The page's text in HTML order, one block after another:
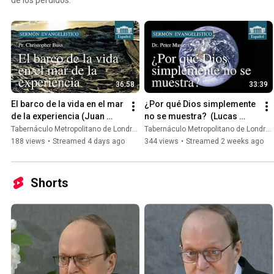
36:58
El barco de la vida en el mar
de la experiencia (Juan
6.20-21) | Pr. Chris Buss
Tabernáculo Metropolitano de Londres
188 views • Streamed 4 days ago
33:39
¿Por qué Dios simplemente
no se muestra?  (Lucas
7.19) | Dr. Peter Masters
Tabernáculo Metropolitano de Londres
344 views • Streamed 2 weeks ago
Shorts